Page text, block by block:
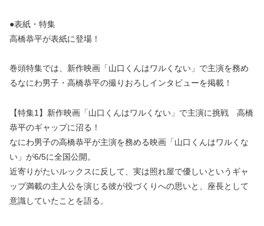
●表紙・特集
高橋恭平が表紙に登場！
巻頭特集では、新作映画「山口くんはワルくない」で主演を務め
るなにわ男子・高橋恭平の撮りおろしインタビューを掲載！
【特集1】新作映画「山口くんはワルくない」で主演に挑戦 高橋
恭平のギャップに沼る！
なにわ男子の高橋恭平が主演を務める映画「山口くんはワルくな
い」が6/5に全国公開。
近寄りがたいルックスに反して、実は照れ屋で優しいというギャ
ップ満載の主人公を演じる彼が役づくりへの思いと、座長として
意識していたことを語る。